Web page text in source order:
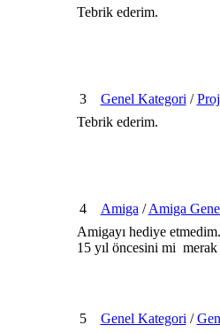
Tebrik ederim.
3 Genel Kategori /
Tebrik ederim.
4 Amiga /Amiga
Amigayı hediye
15 yıl öncesini mi merak
5 Genel Kategori /